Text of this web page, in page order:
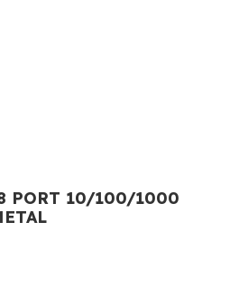
PORT 10/100/1000